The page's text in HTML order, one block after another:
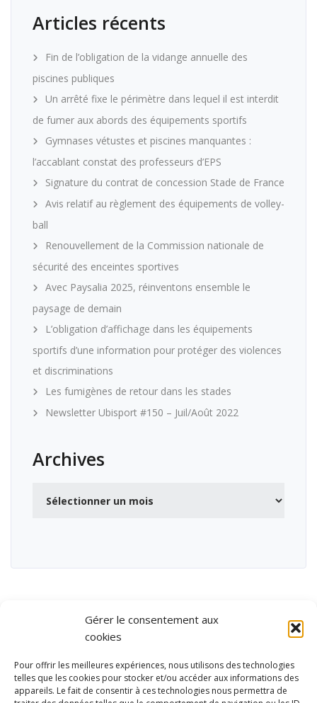
Gérer le consentement aux
cookies
Pour offrir les meilleures expériences, nous utilisons des technologies
telles que les cookies pour stocker et/ou accéder aux informations des
appareils. Le fait de consentir à ces technologies nous permettra de
Articles récents
Fin de l’obligation de la vidange annuelle des
piscines publiques
Un arrêté fixe le périmètre dans lequel il est interdit
de fumer aux abords des équipements sportifs
Gymnases vétustes et piscines manquantes :
l’accablant constat des professeurs d’EPS
Signature du contrat de concession Stade de France
Avis relatif au règlement des équipements de volley-
ball
Renouvellement de la Commission nationale de
sécurité des enceintes sportives
Avec Paysalia 2025, réinventons ensemble le
paysage de demain
L’obligation d’affichage dans les équipements
sportifs d’une information pour protéger des violences
et discriminations
Les fumigènes de retour dans les stades
Newsletter Ubisport #150 – Juil/Août 2022
Archives